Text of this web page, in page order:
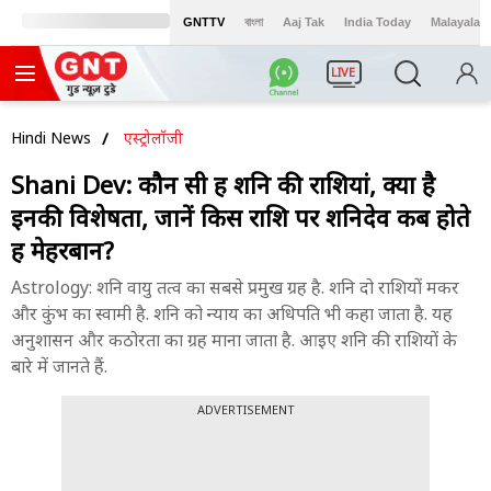
GNTTV বাংলা Aaj Tak India Today Malayalam
LIVE
Hindi News एस्ट्रोलॉजी
Shani Dev: कौन सी हैं शनि की राशियां, क्या है
इनकी विशेषता, जानें किस राशि पर शनिदेव कब होते
हैं मेहरबान?
Astrology: शनि वायु तत्व का सबसे प्रमुख ग्रह है. शनि दो राशियों मकर
और कुंभ का स्वामी है. शनि को न्याय का अधिपति भी कहा जाता है. यह
अनुशासन और कठोरता का ग्रह माना जाता है. आइए शनि की राशियों के
बारे में जानते हैं.
ADVERTISEMENT